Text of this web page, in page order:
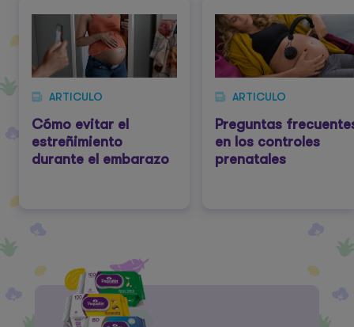
ARTICULO
Cómo evitar el
estreñimiento
durante el embarazo
ARTICULO
Preguntas
en los controles
prenatales